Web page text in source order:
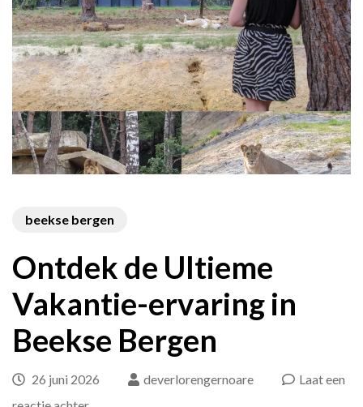
beekse bergen
Ontdek de Ultieme
Vakantie-ervaring in
Beekse Bergen
26 juni 2026 deverlorengernoare
Laat een